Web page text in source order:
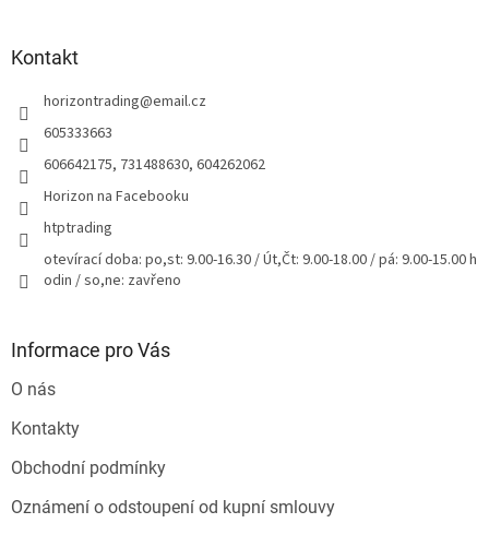
Kontakt
horizontrading@email.cz
605333663
606642175, 731488630, 604262062
Horizon na Facebooku
htptrading
otevírací doba: po,st: 9.00-16.30 / Út,Čt: 9.00-18.00 / pá: 9.00-15.00 h
odin / so,ne: zavřeno
Informace pro Vás
O nás
Kontakty
Obchodní podmínky
Oznámení o odstoupení od kupní smlouvy